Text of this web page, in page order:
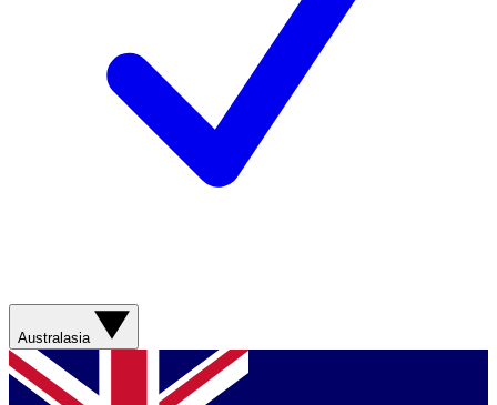
Australasia